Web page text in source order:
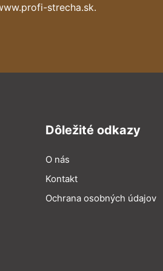
strecha.sk.
Dôležité odkazy
O nás
Kontakt
Ochrana osobných údajov